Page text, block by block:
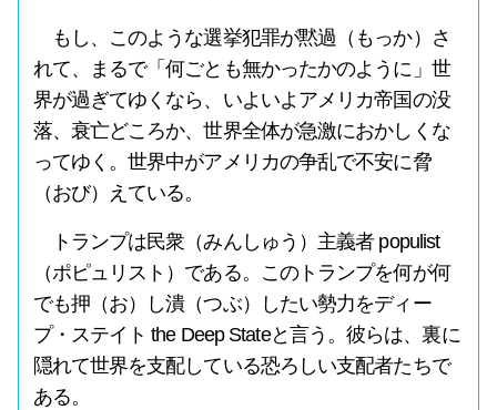
もし、このような選挙犯罪が黙過（もっか）さ
れて、まるで「何ごとも無かったかのように」世
界が過ぎてゆくなら、いよいよアメリカ帝国の没
落、衰亡どころか、世界全体が急激におかしくな
ってゆく。世界中がアメリカの争乱で不安に脅
（おび）えている。
トランプは民衆（みんしゅう）主義者 populist
（ポピュリスト）である。このトランプを何が何
でも押（お）し潰（つぶ）したい勢力をディー
プ・ステイト the Deep Stateと言う。彼らは、裏に
隠れて世界を支配している恐ろしい支配者たちで
ある。